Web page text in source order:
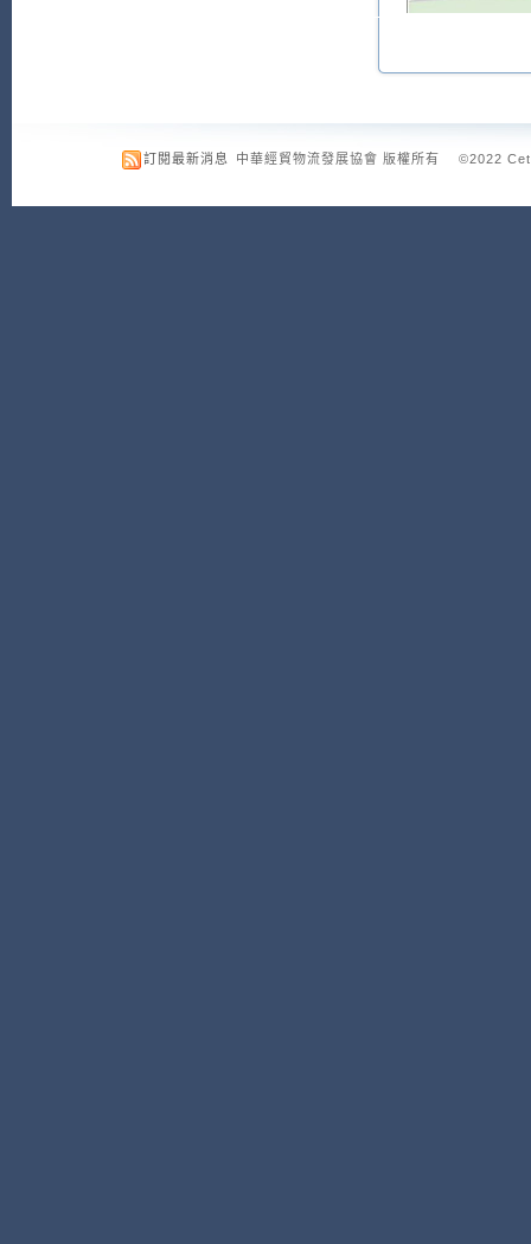
訂閱最新消息 中華經貿物流發展協會 版權所有 ©2022